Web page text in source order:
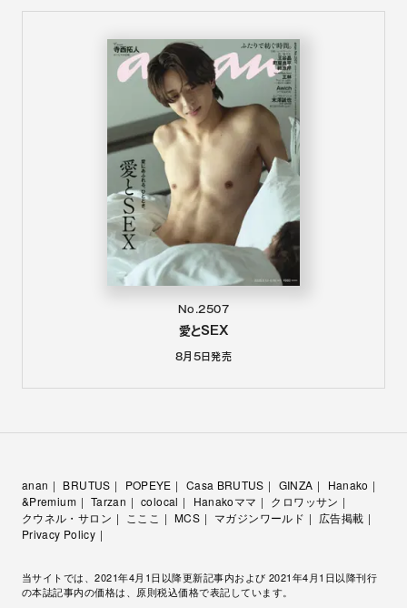
No.2507
愛とSEX
8月5日発売
anan BRUTUS POPEYE Casa BRUTUS GINZA
Hanako
&Premium
Tarzan colocal Hanakoママ
クロワッサン
クウネル・サロン
こここ MCS マガジンワールド
広告掲載
Privacy Policy
当サイトでは、2021年4月1日以降更新記事内および 2021年4月1日以降刊行
の本誌記事内の価格は、原則税込価格で表記しています。